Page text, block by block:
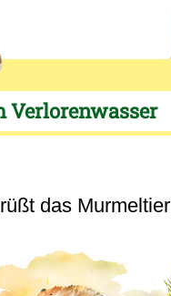
Verlorenwasser
das Murmeltier